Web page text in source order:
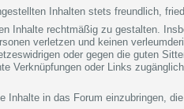
Inhalten stets freundlich,
Inhalte rechtmäßig zu gestalten.
verletzen und keinen
oder gegen die guten
Verknüpfungen oder Links
in das Forum einzubringen,